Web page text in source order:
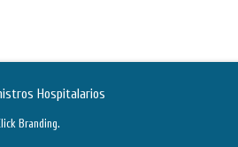
Hospitalarios
Branding.